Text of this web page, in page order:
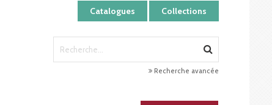
Catalogues Collections
Recherche avancée